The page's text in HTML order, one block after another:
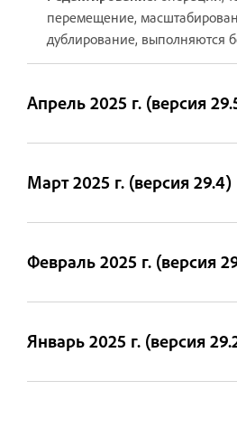
перемещение,
дублирование, выполняются
Апрель 2025 г. (версия
Март 2025 г. (версия 29.4)
Февраль 2025 г. (версия
Январь 2025 г. (версия